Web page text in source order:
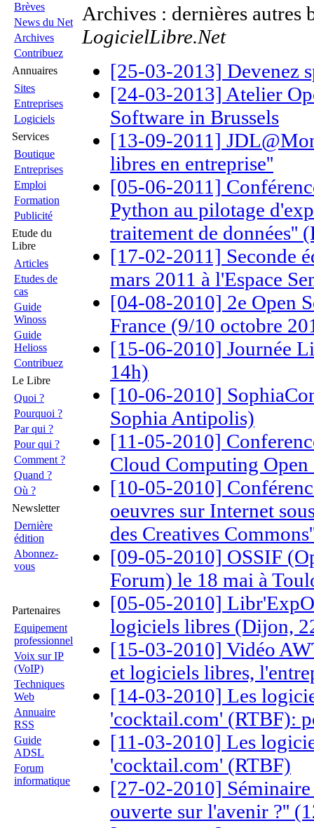
Brèves
News du Net
Archives
Contribuez
Annuaires
Sites
Entreprises
Logiciels
Services
Boutique
Entreprises
Emploi
Formation
Publicité
Etude du
Libre
Articles
Etudes de
cas
Guide
Winoss
Guide
Helioss
Contribuez
Le Libre
Quoi ?
Pourquoi ?
Par qui ?
Pour qui ?
Comment ?
Quand ?
Où ?
Newsletter
Dernière
édition
Abonnez-
vous
Partenaires
Equipement
professionnel
Voix sur IP
(VoIP)
Techniques
Web
Annuaire
RSS
Guide
ADSL
Forum
informatique
Archives : dernières autres
LogicielLibre.Net
[25-03-2013] Devenez
[24-03-2013] Atelier
Software in Brussels
[13-09-2011]
libres en entreprise''
[05-06-2011]
Python au pilotage
traitement de données''
[17-02-2011] Seconde
mars 2011 à l'Espace
[04-08-2010] 2e Open
France (9/10 octobre
[15-06-2010] Journée
14h)
[10-06-2010]
Sophia Antipolis)
[11-05-2010]
Cloud Computing
[10-05-2010]
oeuvres sur Internet
des Creatives
[09-05-2010] OSSIF
Forum) le 18 mai à
[05-05-2010]
logiciels libres (Dijon,
[15-03-2010] Vidéo
et logiciels libres,
[14-03-2010] Les
'cocktail.com' (RTBF):
[11-03-2010] Les
'cocktail.com' (RTBF)
[27-02-2010]
ouverte sur l'avenir ?''